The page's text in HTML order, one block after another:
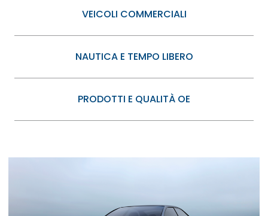
VEICOLI COMMERCIALI
NAUTICA E TEMPO LIBERO
PRODOTTI E QUALITÀ OE